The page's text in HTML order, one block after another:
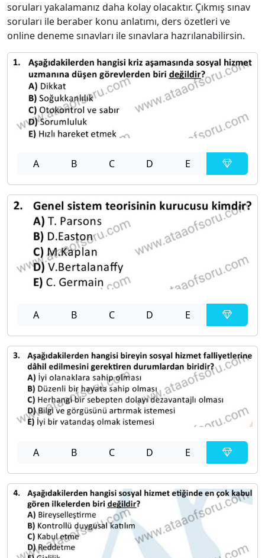
soruları yakalamanız daha kolay olacaktır. Çıkmış sınav
soruları ile beraber konu anlatımı, ders özetleri ve
online deneme sınavları ile sınavlara hazrılanabilirsin.
A B C D E
A B C D E
A B C D E